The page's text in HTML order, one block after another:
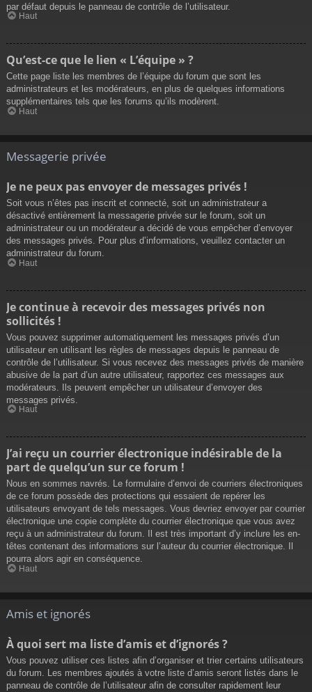
par défaut depuis le panneau de contrôle de l’utilisateur.
Haut
Qu’est-ce que le lien « L’équipe » ?
Cette page liste les membres de l’équipe du forum que sont les
administrateurs et les modérateurs, en plus de quelques informations
supplémentaires tels que les forums qu’ils modèrent.
Haut
Messagerie privée
Je ne peux pas envoyer de messages privés !
Soit vous n’êtes pas inscrit et connecté, soit un administrateur a
désactivé entièrement la messagerie privée sur le forum, soit un
administrateur ou un modérateur a décidé de vous empêcher d’envoyer
des messages privés. Pour plus d’informations, veuillez contacter un
administrateur du forum.
Haut
Je continue à recevoir des messages privés non
sollicités !
Vous pouvez supprimer automatiquement les messages privés d’un
utilisateur en utilisant les règles de messages depuis le panneau de
contrôle de l’utilisateur. Si vous recevez des messages privés de manière
abusive de la part d’un autre utilisateur, rapportez ces messages aux
modérateurs. Ils peuvent empêcher un utilisateur d’envoyer des
messages privés.
Haut
J’ai reçu un courrier électronique indésirable de la
part de quelqu’un sur ce forum !
Nous en sommes navrés. Le formulaire d’envoi de courriers électroniques
de ce forum possède des protections qui essaient de repérer les
utilisateurs envoyant de tels messages. Vous devriez envoyer par courrier
électronique une copie complète du courrier électronique que vous avez
reçu à un administrateur du forum. Il est très important d’y inclure les en-
têtes contenant des informations sur l’auteur du courrier électronique. Il
pourra alors agir en conséquence.
Haut
Amis et ignorés
À quoi sert ma liste d’amis et d’ignorés ?
Vous pouvez utiliser ces listes afin d’organiser et trier certains utilisateurs
du forum. Les membres ajoutés à votre liste d’amis seront listés dans le
panneau de contrôle de l’utilisateur afin de consulter rapidement leur